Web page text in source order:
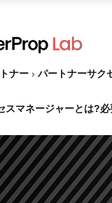
ナー
パートナーサク
スマネージャーとは?必